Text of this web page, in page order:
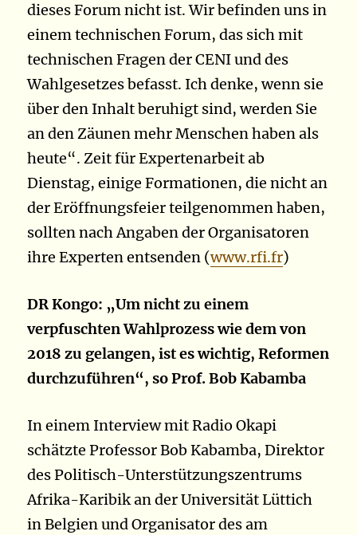
dieses Forum nicht ist. Wir befinden uns in
einem technischen Forum, das sich mit
technischen Fragen der CENI und des
Wahlgesetzes befasst. Ich denke, wenn sie
über den Inhalt beruhigt sind, werden Sie
an den Zäunen mehr Menschen haben als
heute“. Zeit für Expertenarbeit ab
Dienstag, einige Formationen, die nicht an
der Eröffnungsfeier teilgenommen haben,
sollten nach Angaben der Organisatoren
ihre Experten entsenden (www.rfi.fr)
DR Kongo: „Um nicht zu einem
verpfuschten Wahlprozess wie dem von
2018 zu gelangen, ist es wichtig, Reformen
durchzuführen“, so Prof. Bob Kabamba
In einem Interview mit Radio Okapi
schätzte Professor Bob Kabamba, Direktor
des Politisch-Unterstützungszentrums
Afrika-Karibik an der Universität Lüttich
in Belgien und Organisator des am